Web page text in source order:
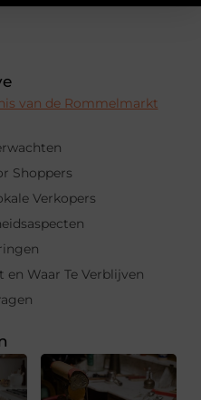
van de Rommelmarkt
Shoppers
Verkopers
en Waar Te Verblijven